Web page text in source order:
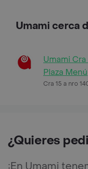
Umami cerca
Umami Cra
Plaza Menú
Cra 15 a nro
¿Quieres
¡En Umami